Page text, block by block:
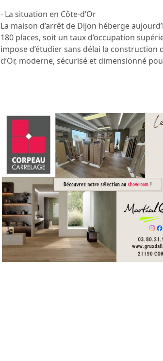
- La situation en Côte-d’Or
La maison d’arrêt de Dijon héberge
180 places, soit un taux d’occupation
impose d’étudier sans délai la
d’Or, moderne, sécurisé et dimensionné